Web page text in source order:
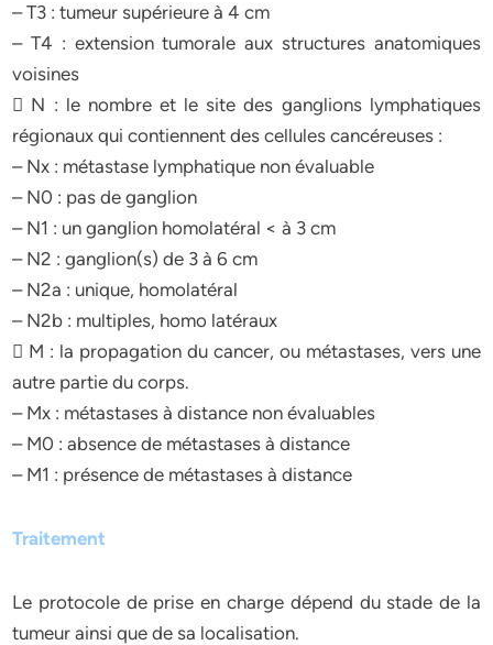
– T3 : tumeur supérieure à 4 cm
– T4 : extension tumorale aux structures anatomiques
voisines
 N : le nombre et le site des ganglions lymphatiques
régionaux qui contiennent des cellules cancéreuses :
– Nx : métastase lymphatique non évaluable
– N0 : pas de ganglion
– N1 : un ganglion homolatéral < à 3 cm
– N2 : ganglion(s) de 3 à 6 cm
– N2a : unique, homolatéral
– N2b : multiples, homo latéraux
 M : la propagation du cancer, ou métastases, vers une
autre partie du corps.
– Mx : métastases à distance non évaluables
– M0 : absence de métastases à distance
– M1 : présence de métastases à distance
Traitement
Le protocole de prise en charge dépend du stade de la
tumeur ainsi que de sa localisation.